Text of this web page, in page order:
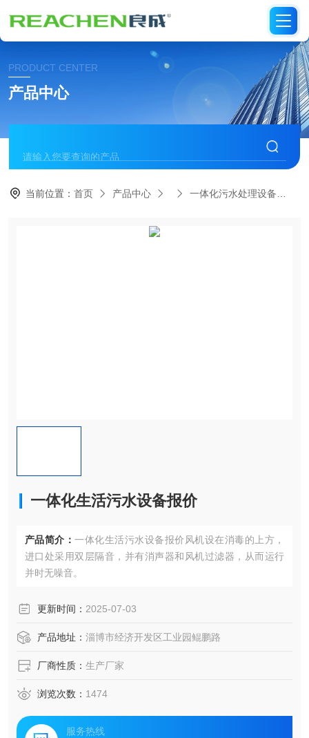
PRODUCT CENTER
产品中心
当前位置：首页 产品中心 一体化污水处理设备
一体化生活污水设备报价
产品简介： 一体化生活污水设备报价风机设在消毒的上方，
进口处采用双层隔音，并有消声器和风机过滤器，从而运行
并时无噪音。
更新时间： 2025-07-03
产品地址： 淄博市经济开发区工业园鲲鹏路
厂商性质： 生产厂家
浏览次数： 1474
服务热线